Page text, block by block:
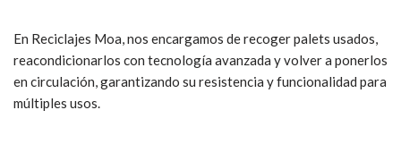
En Reciclajes Moa, nos encargamos de recoger palets usados,
reacondicionarlos con tecnología avanzada y volver a ponerlos
en circulación, garantizando su resistencia y funcionalidad para
múltiples usos.